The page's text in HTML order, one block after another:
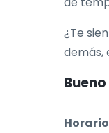
¿Te
demás,